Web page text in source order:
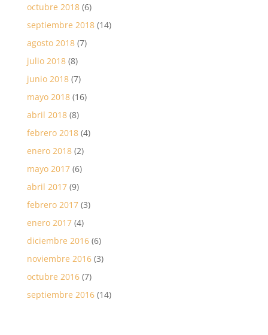
octubre 2018(6)
septiembre 2018(14)
agosto 2018(7)
julio 2018(8)
junio 2018(7)
mayo 2018(16)
abril 2018(8)
febrero 2018(4)
enero 2018(2)
mayo 2017(6)
abril 2017(9)
febrero 2017(3)
enero 2017(4)
diciembre 2016(6)
noviembre 2016(3)
octubre 2016(7)
septiembre 2016(14)